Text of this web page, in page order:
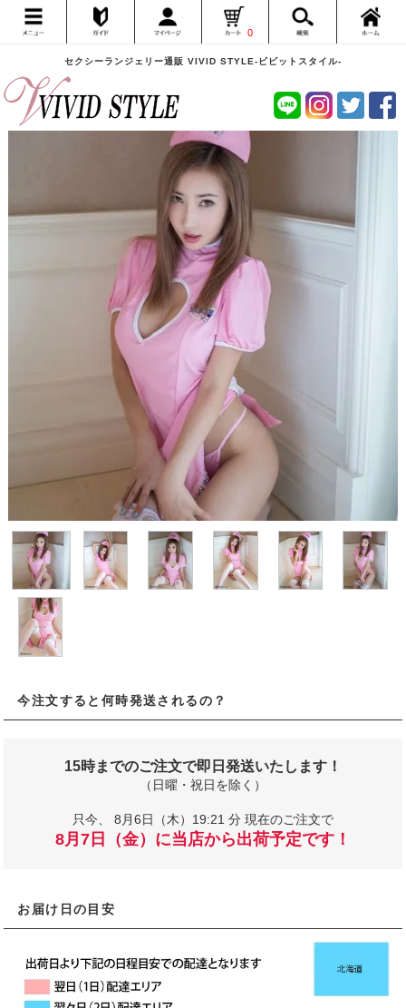
セクシーランジェリー通販 VIVID STYLE-ビビットスタイル-
0
今注文すると何時発送されるの？
15時までのご注文で即日発送いたします！
（日曜・祝日を除く）
只今、 8月6日（木）19:21 分 現在のご注文で
8月7日（金）に当店から出荷予定です！
お届け日の目安